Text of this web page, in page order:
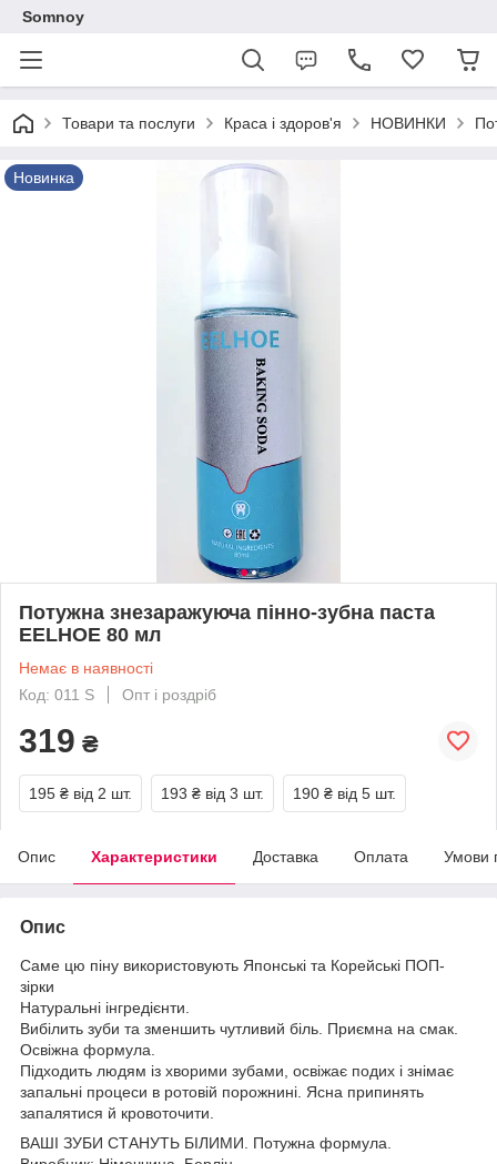
Somnoy
Товари та послуги Краса і здоров'я НОВИНКИ
Новинка
Потужна знезаражуюча пінно-зубна паста
EELHOЕ 80 мл
Немає в наявності
Код: 011 S
Опт і роздріб
319 ₴
195 ₴ від 2 шт. 193 ₴ від 3 шт. 190 ₴ від 5 шт.
Опис Характеристики Доставка Оплата Умови
Опис
Саме цю піну використовують Японські та Корейські ПОП-
зірки
Натуральні інгредієнти.
Вибілить зуби та зменшить чутливий біль. Приємна на смак.
Освіжна формула.
Підходить людям із хворими зубами, освіжає подих і знімає
запальні процеси в ротовій порожнині. Ясна припинять
запалятися й кровоточити.
ВАШІ ЗУБИ СТАНУТЬ БІЛИМИ. Потужна формула.